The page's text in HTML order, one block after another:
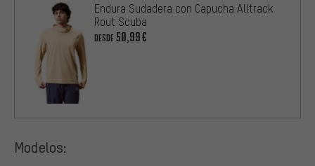
Endura Sudadera con Capucha Alltrack
Rout Scuba
DESDE 50,99€
Modelos: